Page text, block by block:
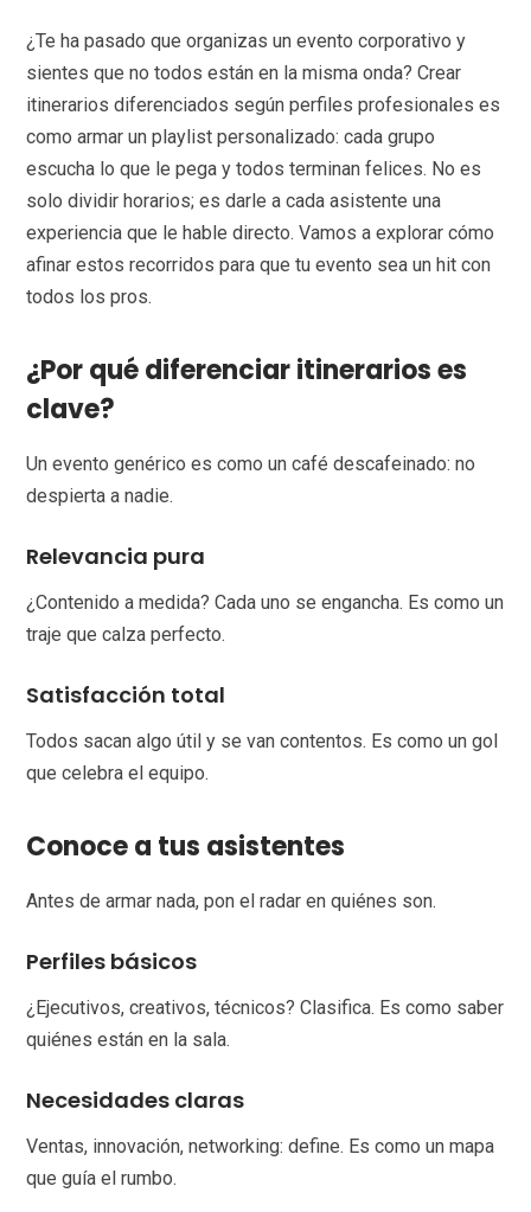
¿Te ha pasado que organizas un evento corporativo y
sientes que no todos están en la misma onda? Crear
itinerarios diferenciados según perfiles profesionales es
como armar un playlist personalizado: cada grupo
escucha lo que le pega y todos terminan felices. No es
solo dividir horarios; es darle a cada asistente una
experiencia que le hable directo. Vamos a explorar cómo
afinar estos recorridos para que tu evento sea un hit con
todos los pros.
¿Por qué diferenciar itinerarios es
clave?
Un evento genérico es como un café descafeinado: no
despierta a nadie.
Relevancia pura
¿Contenido a medida? Cada uno se engancha. Es como un
traje que calza perfecto.
Satisfacción total
Todos sacan algo útil y se van contentos. Es como un gol
que celebra el equipo.
Conoce a tus asistentes
Antes de armar nada, pon el radar en quiénes son.
Perfiles básicos
¿Ejecutivos, creativos, técnicos? Clasifica. Es como saber
quiénes están en la sala.
Necesidades claras
Ventas, innovación, networking: define. Es como un mapa
que guía el rumbo.